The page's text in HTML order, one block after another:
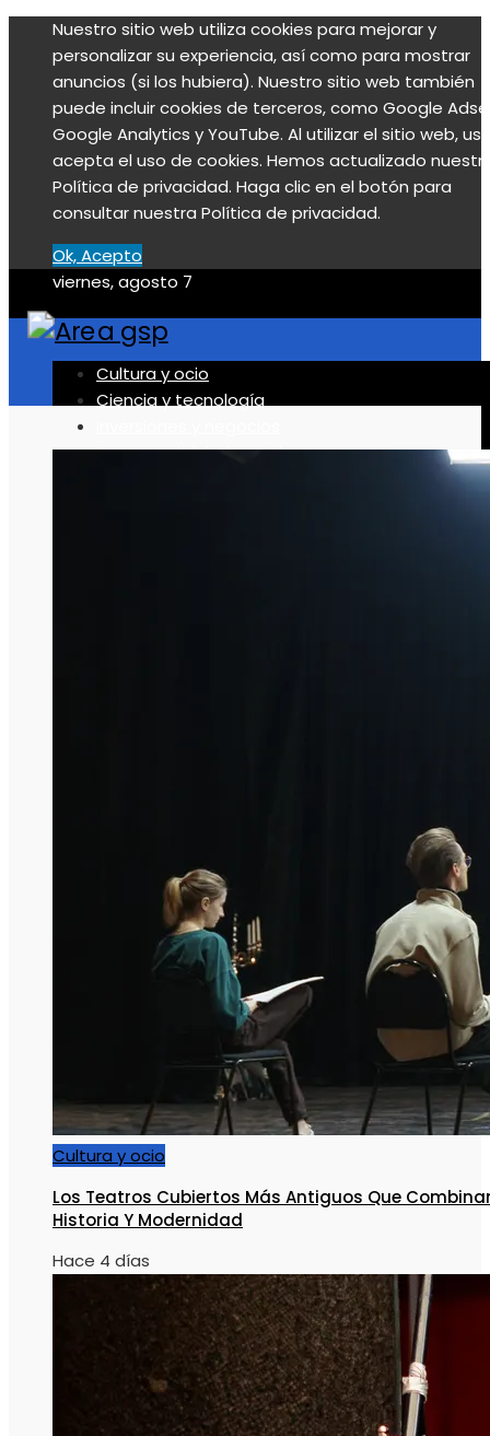
Nuestro sitio web utiliza cookies para mejorar y
personalizar su experiencia, así como para mostrar
anuncios (si los hubiera). Nuestro sitio web también
puede incluir cookies de terceros, como Google
Google Analytics y YouTube. Al utilizar el sitio web,
acepta el uso de cookies. Hemos actualizado
Política de privacidad. Haga clic en el botón para
consultar nuestra Política de privacidad.
Ok, Acepto
viernes, agosto 7
Cultura y ocio
Ciencia y tecnología
Responsabilidad social
Cultura y ocio
Los Teatros Cubiertos Más Antiguos Que
Historia Y Modernidad
Hace 4 días